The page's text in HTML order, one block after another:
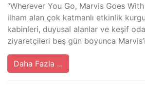
“Wherever You Go, Marvis Goes With
ilham alan çok katmanlı etkinlik
kabinleri, duyusal alanlar ve keşif
ziyaretçileri beş gün boyunca
Daha Fazla ...